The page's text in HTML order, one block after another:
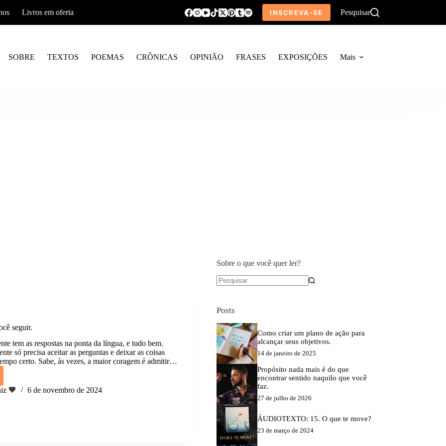
Livros em oferta INSCREVA-SE Pesquisar
SOBRE TEXTOS POEMAS CRÔNICAS OPINIÃO FRASES EXPOSIÇÕES Mais
seguir.
tem as respostas na ponta da língua, e tudo bem.
só precisa aceitar as perguntas e deixar as coisas
certo. Sabe, às vezes, a maior coragem é admitir…
🧡 6 de novembro de 2024
Sobre o que você quer ler?
Posts
Como criar um plano de ação para
alcançar seus objetivos.
14 de janeiro de 2025
Propósito nada mais é do que
encontrar sentido naquilo que você
faz.
27 de julho de 2026
ÁUDIOTEXTO: 15. O que te move?
23 de março de 2024